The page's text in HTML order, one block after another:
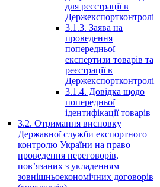
для реєстрації в
Держекспортконтролі
3.1.3. Заява на
проведення
попередньої
експертизи товарів та
реєстрації в
Держекспортконтролі
3.1.4. Довідка щодо
попередньої
ідентифікації товарів
3.2. Отримання висновку
Державної служби експортного
контролю України на право
проведення переговорів,
пов’язаних з укладенням
зовнішньоекономічних договорів